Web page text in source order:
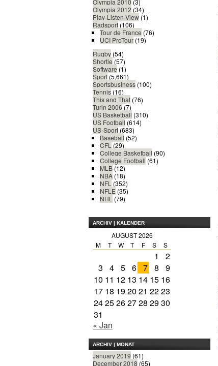
Olympia 2010 (3)
Olympia 2012 (34)
Play-Listen-View (1)
Radsport (106)
Tour de France (76)
UCI ProTour (19)
Rugby (54)
Shortie (57)
Software (1)
Sport (5,661)
Sportsbusiness (100)
Tennis (16)
This and That (76)
Turin 2006 (7)
US Basketball (310)
US Football (614)
US-Sport (683)
Baseball (52)
CFL (29)
College Basketball (90)
College Football (61)
MLB (12)
NBA (18)
NFL (352)
NFLE (35)
NHL (79)
ARCHIV | KALENDER
AUGUST 2026
M
T W T F S S
1
2
3
4 5 6 7 8
9
10 11 12 13 14 15 16
17 18 1920 21 2223
2425262728 2930
31
« Jan
ARCHIV | MONAT
January 2019 (61)
December 2018 (65)